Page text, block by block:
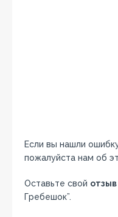
Если вы нашли
пожалуйста нам об
Оставьте свой отзыв
Гребешок”.